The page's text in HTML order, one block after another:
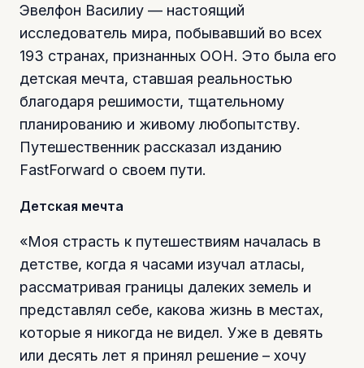
Эвелфон Василиу — настоящий
исследователь мира, побывавший во всех
193 странах, признанных ООН. Это была его
детская мечта, ставшая реальностью
благодаря решимости, тщательному
планированию и живому любопытству.
Путешественник рассказал изданию
FastForward о своем пути.
Детская мечта
«Моя страсть к путешествиям началась в
детстве, когда я часами изучал атласы,
рассматривая границы далеких земель и
представлял себе, какова жизнь в местах,
которые я никогда не видел. Уже в девять
или десять лет я принял решение – хочу